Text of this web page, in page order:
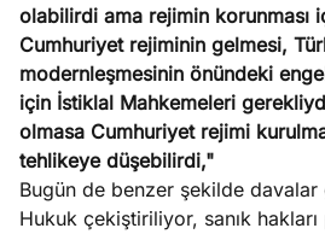
olabilirdi ama rejimin korunması
Cumhuriyet rejiminin gelmesi,
modernleşmesinin önündeki
için İstiklal Mahkemeleri
olmasa Cumhuriyet rejimi
tehlikeye düşebilirdi,"
Bugün de benzer şekilde davalar
Hukuk çekiştiriliyor, sanık